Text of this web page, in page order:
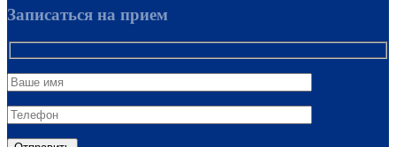
Записаться на прием